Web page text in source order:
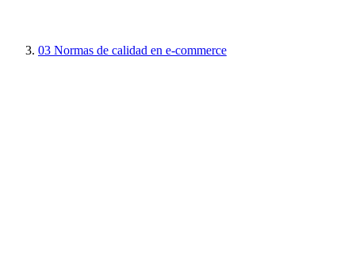
03 Normas de calidad en e-commerce